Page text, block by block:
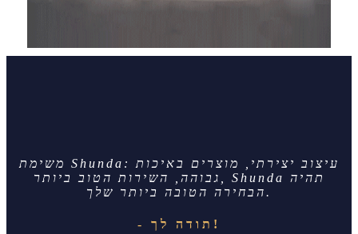
משימת Shunda: עיצוב יצירתי, מוצרים באיכות
גבוהה, השירות הטוב ביותר, Shunda תהיה
הבחירה הטובה ביותר שלך.
- תודה לך!